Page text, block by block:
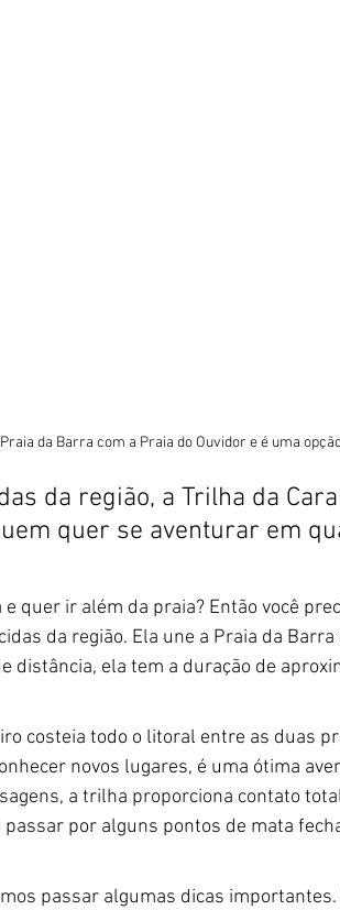
da Barra com a Praia do Ouvidor e é uma
da região, a Trilha da
quer se aventurar em
quer ir além da praia? Então você
da região. Ela une a Praia da Barra
distância, ela tem a duração de
costeia todo o litoral entre as duas
novos lugares, é uma ótima
a trilha proporciona contato
por alguns pontos de mata
passar algumas dicas